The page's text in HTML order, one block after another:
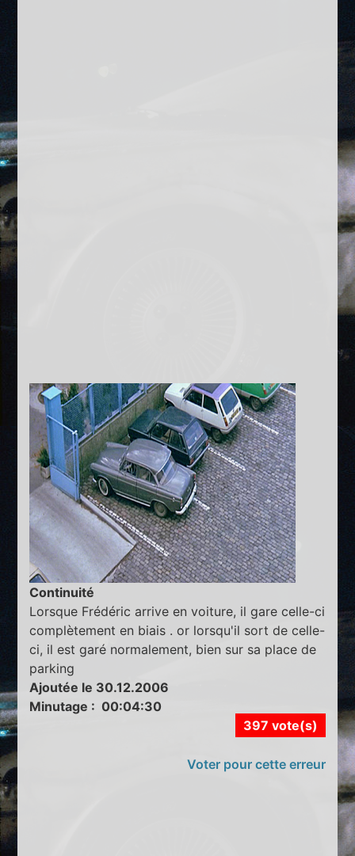
Continuité
Lorsque Frédéric arrive en voiture, il gare celle-ci
complètement en biais . or lorsqu'il sort de celle-
ci, il est garé normalement, bien sur sa place de
parking
Ajoutée le 30.12.2006
Minutage : 00:04:30
397 vote(s)
Voter pour cette erreur